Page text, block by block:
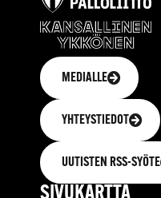
MEDIALLE
YHTEYSTIEDOT
UUTISTEN RSS-SYÖTE